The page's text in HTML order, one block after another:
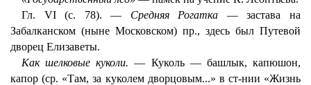
Гл. VI (с. 78). — Средняя Рогатка — застава на
Забалканском (ныне Московском) пр., здесь был Путевой
дворец Елизаветы.
Как шелковые куколи. — Куколь — башлык, капюшон,
капор (ср. «Там, за куколем дворцовым...» в ст-нии «Жизнь